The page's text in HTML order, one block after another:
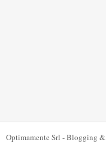
Optimamente Srl - Blogging &